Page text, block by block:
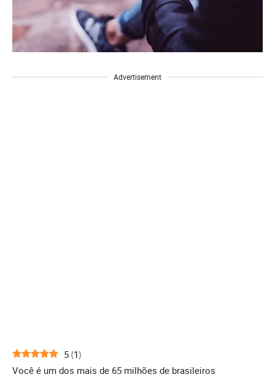
Advertisement
5 (1)
Você é um dos mais de 65 milhões de brasileiros